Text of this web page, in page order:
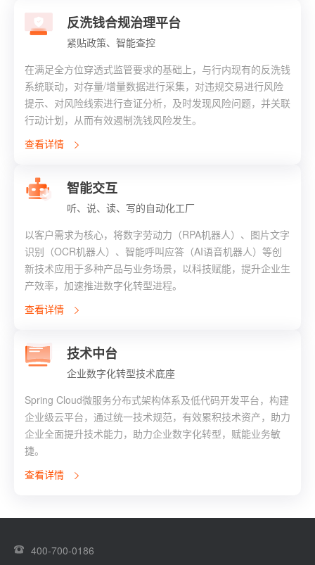
反洗钱合规治理平台
紧贴政策、智能查控
在满足全方位穿透式监管要求的基础上，与行内现有的反洗钱
系统联动，对存量/增量数据进行采集，对违规交易进行风险
提示、对风险线索进行查证分析，及时发现风险问题，并关联
行动计划，从而有效遏制洗钱风险发生。
查看详情
智能交互
听、说、读、写的自动化工厂
以客户需求为核心，将数字劳动力（RPA机器人）、图片文字
识别（OCR机器人）、智能呼叫应答（AI语音机器人）等创
新技术应用于多种产品与业务场景，以科技赋能，提升企业生
产效率，加速推进数字化转型进程。
查看详情
技术中台
企业数字化转型技术底座
Spring Cloud微服务分布式架构体系及低代码开发平台，构建
企业级云平台，通过统一技术规范，有效累积技术资产，助力
企业全面提升技术能力，助力企业数字化转型，赋能业务敏
捷。
查看详情
400-700-0186